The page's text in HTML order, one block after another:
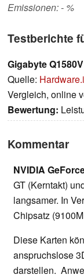
Emissionen: - %
Testberichte
Gigabyte Q1580V
Quelle:
Vergleich, online
Bewertung:
Kommentar
NVIDIA
GT (Kerntakt)
langsamer. In
Chipsatz
Diese Karten
anspruchslose
darstellen.